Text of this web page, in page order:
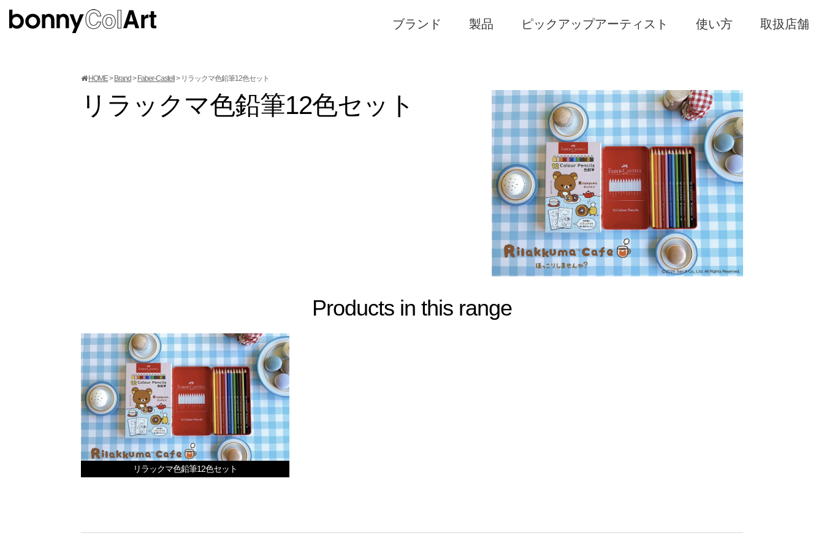
ブランド 製品 ピックアップアーティスト 使い方 取扱店舗
HOME Brand Faber-Castell リラックマ色鉛筆12色セット
リラックマ色鉛筆12色セット
Products in this range
リラックマ色鉛筆12色セット